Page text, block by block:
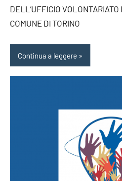
DELL’UFFICIO
COMUNE DI TORINO
Continua a leggere